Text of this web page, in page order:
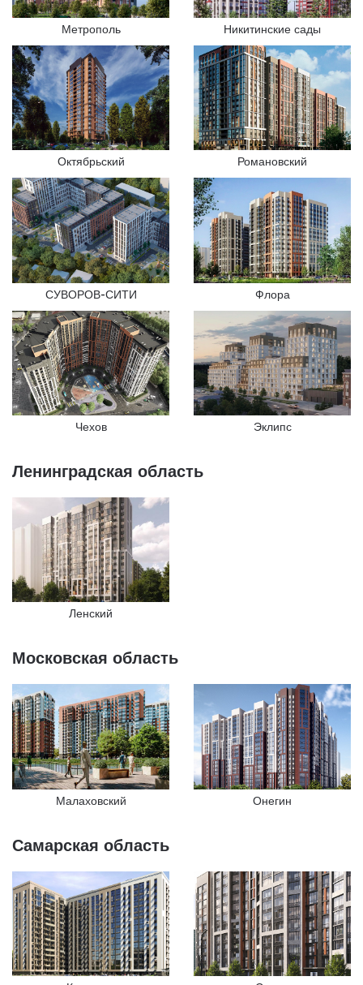
Метрополь Никитинские сады
Октябрьский Романовский
СУВОРОВ-СИТИ Флора
Чехов Эклипс
Ленинградская область
Ленский
Московская область
Малаховский Онегин
Самарская область